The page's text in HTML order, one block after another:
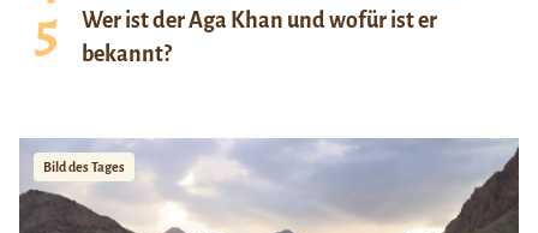
Wer ist der Aga Khan und wofür ist er
bekannt?
Bild des Tages